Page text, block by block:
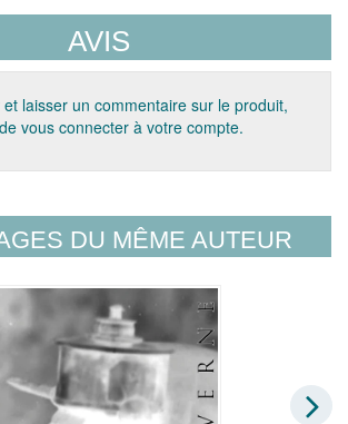
AVIS
laisser un commentaire sur le produit,
vous connecter à votre compte.
DU MÊME AUTEUR